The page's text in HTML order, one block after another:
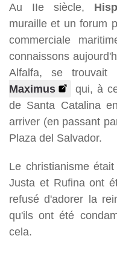
Au IIe siècle,
muraille et un forum
commerciale
connaissons
Alfalfa, se
Maximus
qui, à
de Santa Catalina
arriver (en passant
Plaza del Salvador.
Le christianisme
Justa et Rufina ont
refusé d'adorer la
qu'ils ont été
cela.